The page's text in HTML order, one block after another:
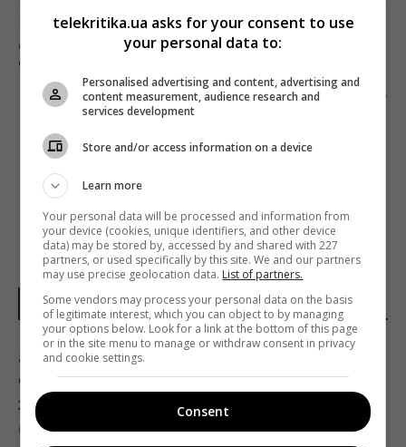
Предыдущий пост
ОБЪЯВЛЕН КАСТИНГ НА ГЛАВНЫЕ РОЛИ В
ФИЛЬМЕ «Я І ФЕЛІКС» ИРИНЫ ЦИЛЫК
Следующий пост
TWITTER ОБЪЯВИЛ О ТОМ, ЧТО ХАКЕРЫ
ПОЛУЧИЛИ ДОСТУП К ЛИЧНЫМ СООБЩЕНИЯМ
ЗНАМЕНИТОСТЕЙ
НОВОСТИ ДНЯ
8 августа: церковный праздник сегодня,
что нужно сделать, чтобы исполнилось
желание
06:30 суббота, 08 августа 2026
telekritika.ua asks for your consent to use
your personal data to:
Personalised advertising and content, advertising and
content measurement, audience research and
services development
Store and/or access information on a device
Learn more
Your personal data will be processed and information from
your device (cookies, unique identifiers, and other device
data) may be stored by, accessed by and shared with 227
partners, or used specifically by this site. We and our partners
may use precise geolocation data. List of partners.
Some vendors may process your personal data on the basis
of legitimate interest, which you can object to by managing
your options below. Look for a link at the bottom of this page
or in the site menu to manage or withdraw consent in privacy
and cookie settings.
Consent